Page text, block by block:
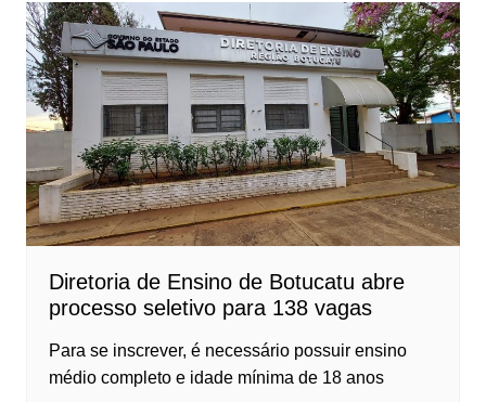
Diretoria de Ensino de Botucatu abre
processo seletivo para 138 vagas
Para se inscrever, é necessário possuir ensino
médio completo e idade mínima de 18 anos